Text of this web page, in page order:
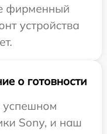
фирменный
устройства
о готовности
Sony, и наш